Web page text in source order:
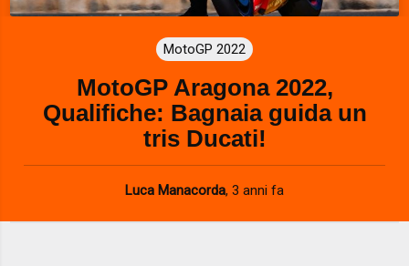
MotoGP 2022
MotoGP Aragona 2022,
Qualifiche: Bagnaia guida un
tris Ducati!
Luca Manacorda, 3 anni fa